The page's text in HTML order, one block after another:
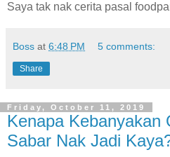
Saya tak nak cerita pasal
Boss at 6:48 PM 5 comments:
Share
Friday, October 11, 2019
Kenapa Kebanyakan
Sabar Nak Jadi